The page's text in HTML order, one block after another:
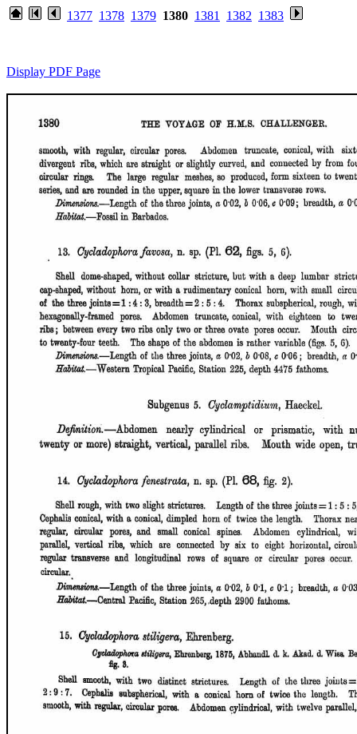
1377 1378 1379 1380 1381 1382 1383
Display PDF Page